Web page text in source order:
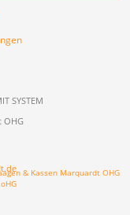
SYSTEM
OHG
& Kassen Marquardt OHG